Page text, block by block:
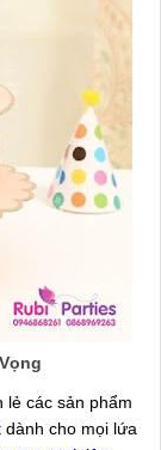
lẻ các sản phẩm
dành cho mọi lứa